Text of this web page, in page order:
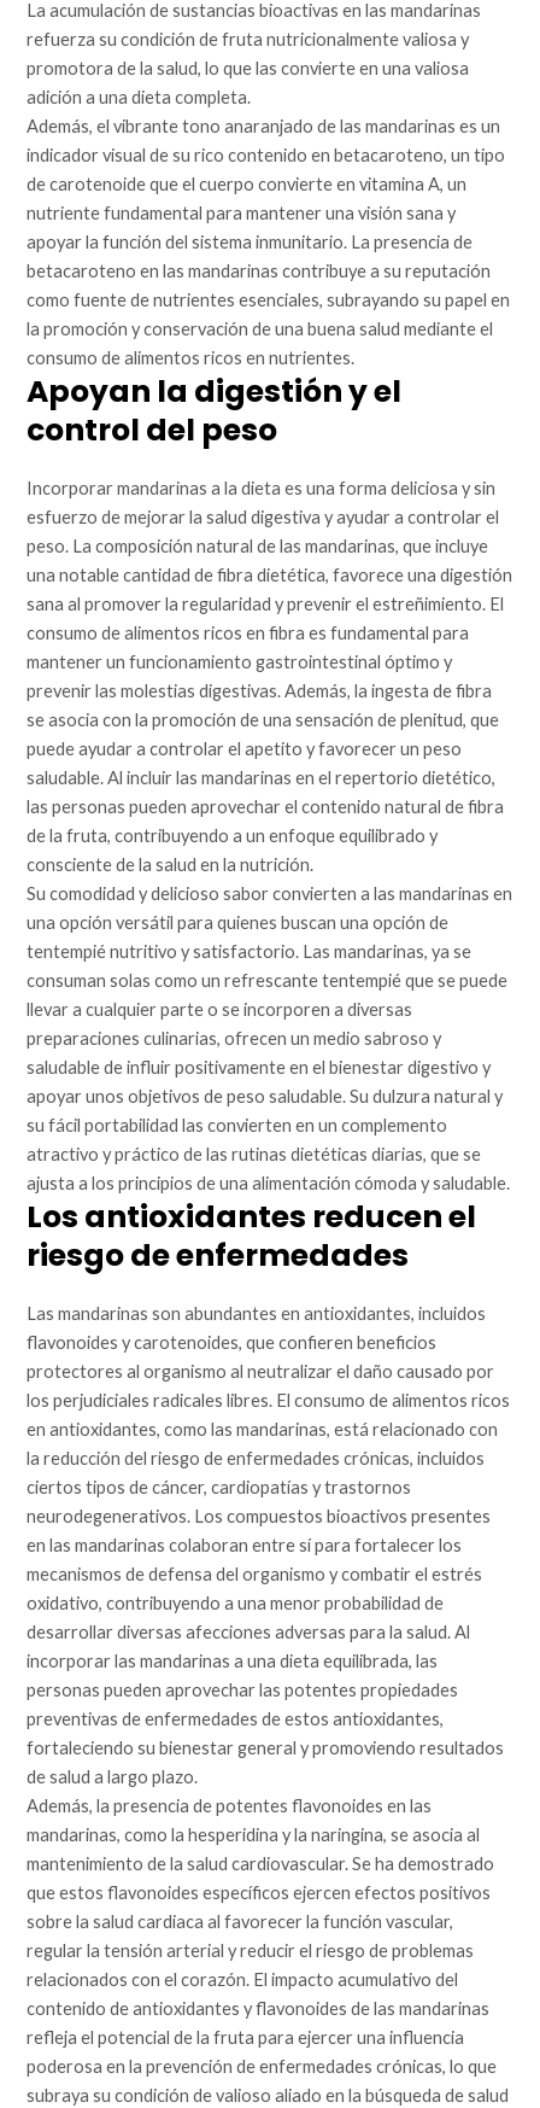
La acumulación de sustancias bioactivas en las mandarinas
refuerza su condición de fruta nutricionalmente valiosa y
promotora de la salud, lo que las convierte en una valiosa
adición a una dieta completa.
Además, el vibrante tono anaranjado de las mandarinas es un
indicador visual de su rico contenido en betacaroteno, un tipo
de carotenoide que el cuerpo convierte en vitamina A, un
nutriente fundamental para mantener una visión sana y
apoyar la función del sistema inmunitario. La presencia de
betacaroteno en las mandarinas contribuye a su reputación
como fuente de nutrientes esenciales, subrayando su papel en
la promoción y conservación de una buena salud mediante el
consumo de alimentos ricos en nutrientes.
Apoyan la digestión y el
control del peso
Incorporar mandarinas a la dieta es una forma deliciosa y sin
esfuerzo de mejorar la salud digestiva y ayudar a controlar el
peso. La composición natural de las mandarinas, que incluye
una notable cantidad de fibra dietética, favorece una digestión
sana al promover la regularidad y prevenir el estreñimiento. El
consumo de alimentos ricos en fibra es fundamental para
mantener un funcionamiento gastrointestinal óptimo y
prevenir las molestias digestivas. Además, la ingesta de fibra
se asocia con la promoción de una sensación de plenitud, que
puede ayudar a controlar el apetito y favorecer un peso
saludable. Al incluir las mandarinas en el repertorio dietético,
las personas pueden aprovechar el contenido natural de fibra
de la fruta, contribuyendo a un enfoque equilibrado y
consciente de la salud en la nutrición.
Su comodidad y delicioso sabor convierten a las mandarinas en
una opción versátil para quienes buscan una opción de
tentempié nutritivo y satisfactorio. Las mandarinas, ya se
consuman solas como un refrescante tentempié que se puede
llevar a cualquier parte o se incorporen a diversas
preparaciones culinarias, ofrecen un medio sabroso y
saludable de influir positivamente en el bienestar digestivo y
apoyar unos objetivos de peso saludable. Su dulzura natural y
su fácil portabilidad las convierten en un complemento
atractivo y práctico de las rutinas dietéticas diarias, que se
ajusta a los principios de una alimentación cómoda y saludable.
Los antioxidantes reducen el
riesgo de enfermedades
Las mandarinas son abundantes en antioxidantes, incluidos
flavonoides y carotenoides, que confieren beneficios
protectores al organismo al neutralizar el daño causado por
los perjudiciales radicales libres. El consumo de alimentos ricos
en antioxidantes, como las mandarinas, está relacionado con
la reducción del riesgo de enfermedades crónicas, incluidos
ciertos tipos de cáncer, cardiopatías y trastornos
neurodegenerativos. Los compuestos bioactivos presentes
en las mandarinas colaboran entre sí para fortalecer los
mecanismos de defensa del organismo y combatir el estrés
oxidativo, contribuyendo a una menor probabilidad de
desarrollar diversas afecciones adversas para la salud. Al
incorporar las mandarinas a una dieta equilibrada, las
personas pueden aprovechar las potentes propiedades
preventivas de enfermedades de estos antioxidantes,
fortaleciendo su bienestar general y promoviendo resultados
de salud a largo plazo.
Además, la presencia de potentes flavonoides en las
mandarinas, como la hesperidina y la naringina, se asocia al
mantenimiento de la salud cardiovascular. Se ha demostrado
que estos flavonoides específicos ejercen efectos positivos
sobre la salud cardiaca al favorecer la función vascular,
regular la tensión arterial y reducir el riesgo de problemas
relacionados con el corazón. El impacto acumulativo del
contenido de antioxidantes y flavonoides de las mandarinas
refleja el potencial de la fruta para ejercer una influencia
poderosa en la prevención de enfermedades crónicas, lo que
subraya su condición de valioso aliado en la búsqueda de salud